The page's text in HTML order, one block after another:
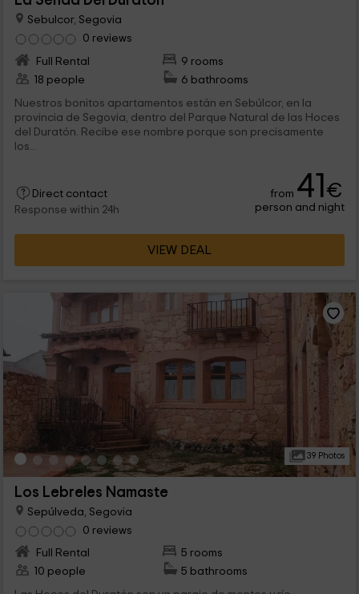
Sebulcor, Segovia
0 reviews
Full Rental
9 rooms
18 people
6 bathrooms
Nuestros bonitos apartamentos están en Sebúlcor, en la
provincia de Segovia, dentro del Parque Natural de las Hoces
del Duratón. Recibe ese nombre porque son precisamente
los...
Direct contact
Response within 24h
from 41€
person and night
VIEW DEAL
39 Photos
Los Lebreles Namaste
Sepúlveda, Segovia
0 reviews
Full Rental
5 rooms
10 people
5 bathrooms